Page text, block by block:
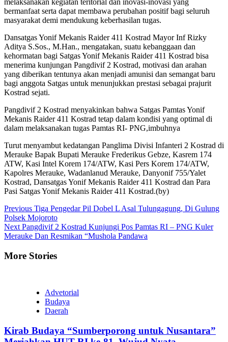
bermanfaat serta dapat membawa perubahan positif bagi seluruh
masyarakat demi mendukung keberhasilan tugas.
Dansatgas Yonif Mekanis Raider 411 Kostrad Mayor Inf Rizky
Aditya S.Sos., M.Han., mengatakan, suatu kebanggaan dan
kehormatan bagi Satgas Yonif Mekanis Raider 411 Kostrad bisa
menerima kunjungan Pangdivif 2 Kostrad, motivasi dan arahan
yang diberikan tentunya akan menjadi amunisi dan semangat baru
bagi anggota Satgas untuk menunjukkan prestasi sebagai prajurit
Kostrad sejati.
Pangdivif 2 Kostrad menyakinkan bahwa Satgas Pamtas Yonif
Mekanis Raider 411 Kostrad tetap dalam kondisi yang optimal di
dalam melaksanakan tugas Pamtas RI- PNG,imbuhnya
Turut menyambut kedatangan Panglima Divisi Infanteri 2 Kostrad di
Merauke Bapak Bupati Merauke Frederikus Gebze, Kasrem 174
ATW, Kasi Intel Korem 174/ATW, Kasi Pers Korem 174/ATW,
Kapolres Merauke, Wadanlanud Merauke, Danyonif 755/Yalet
Kostrad, Dansatgas Yonif Mekanis Raider 411 Kostrad dan Para
Pasi Satgas Yonif Mekanis Raider 411 Kostrad.(by)
Continue
Reading
Previous Tiga Pengedar Pil Dobel L Asal Tulungagung, Di Gulung
Polsek Mojoroto
Next Pangdivif 2 Kostrad Kunjungi Pos Pamtas RI – PNG Kuler
Merauke Dan Resmikan “Mushola Pandawa
More Stories
Advetorial
Budaya
Daerah
Kirab Budaya “Sumberporong untuk Nusantara”